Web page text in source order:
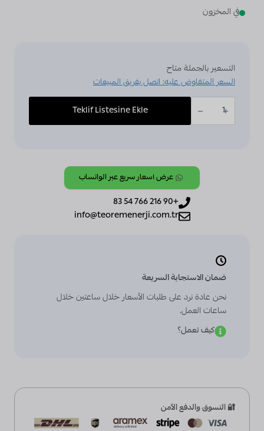
في المخزون
التسعير بالجملة متاح
السعر المتفاوض عليه: اتصل بفريق المبيعات
كمية
TC907,
Schneider,
Termostat,
Termostatlar
Teklif Listesine Ekle
عرض أسعار سريع عبر الواتساب
+90 216 766 54 83
info@teoremenerji.com.tr
ضمان الاستجابة السريعة
نحن عادة نرد على طلبات الأسعار خلال ساعتين خلال
ساعات العمل.
كيف تعمل؟
🔐 التسوق والدفع الآمن